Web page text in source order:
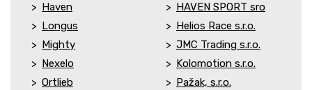
Haven
Longus
Mighty
Nexelo
Ortlieb
HAVEN SPORT sro
Helios Race s.r.o.
JMC Trading s.r.o.
Kolomotion s.r.o.
Pažak, s.r.o.